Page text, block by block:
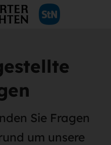
Sie Fragen
um unsere